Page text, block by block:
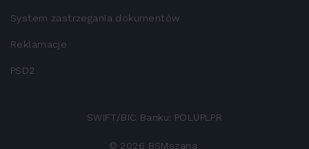
System zastrzegania dokumentów
Reklamacje
PSD2
SWIFT/BIC Banku: POLUPLPR
© 2026 BSMszana